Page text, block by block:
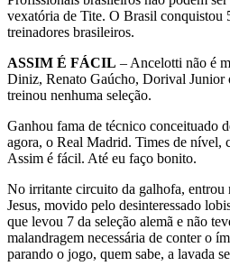
vexatória de Tite. O Brasil conquistou
treinadores brasileiros.
ASSIM É FÁCIL – Ancelotti não é
Diniz, Renato Gaúcho, Dorival Junior
treinou nenhuma seleção.
Ganhou fama de técnico conceituado
agora, o Real Madrid. Times de nível,
Assim é fácil. Até eu faço bonito.
No irritante circuito da galhofa, entrou
Jesus, movido pelo desinteressado
que levou 7 da seleção alemã e não
malandragem necessária de conter o
parando o jogo, quem sabe, a lavada